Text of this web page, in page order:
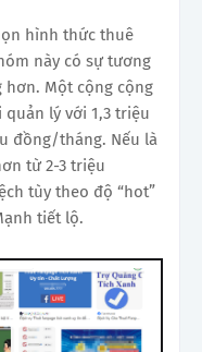
hình thức thuê
này có sự tương
Một cộng cộng
lý với 1,3 triệu
đồng/tháng. Nếu là
từ 2-3 triệu
tùy theo độ “hot”
tiết lộ.